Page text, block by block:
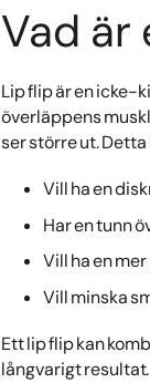
Vad är
Lip flip är en icke-
överläppens
ser större ut.
Vill ha en
Har en tunn
Vill ha en
Vill minska
Ett lip flip kan
långvarigt resultat.